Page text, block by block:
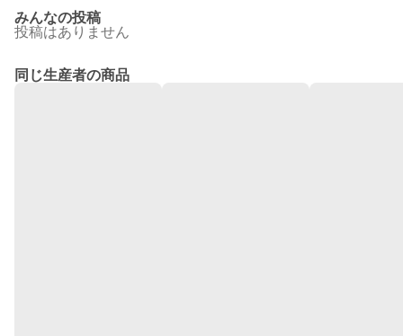
みんなの投稿
投稿はありません
同じ生産者の商品